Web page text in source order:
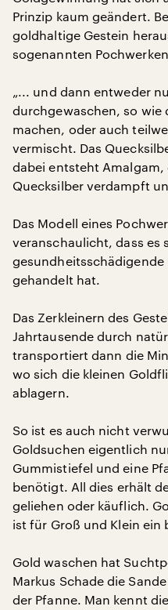
Prinzip kaum geändert.
goldhaltige Gestein
sogenannten
„... und dann entweder
durchgewaschen, so wie
machen, oder auch
vermischt. Das
dabei entsteht
Quecksilber verdampft
Das Modell eines
veranschaulicht, dass es
gehandelt hat.
Das Zerkleinern des
Jahrtausende durch
transportiert dann die
wo sich die kleinen
ablagern.
So ist es auch nicht
Goldsuchen eigentlich
Gummistiefel und eine
benötigt. All dies erhält
geliehen oder käuflich.
ist für Groß und Klein ein
Gold waschen hat
Markus Schade die
der Pfanne. Man kennt